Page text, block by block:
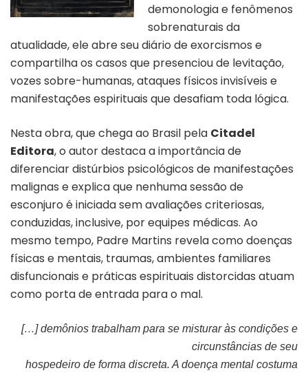
demonologia e fenômenos
sobrenaturais da
atualidade, ele abre seu diário de exorcismos e
compartilha os casos que presenciou de levitação,
vozes sobre-humanas, ataques físicos invisíveis e
manifestações espirituais que desafiam toda lógica.
Nesta obra, que chega ao Brasil pela Citadel
Editora, o autor destaca a importância de
diferenciar distúrbios psicológicos de manifestações
malignas e explica que nenhuma sessão de
esconjuro é iniciada sem avaliações criteriosas,
conduzidas, inclusive, por equipes médicas. Ao
mesmo tempo, Padre Martins revela como doenças
físicas e mentais, traumas, ambientes familiares
disfuncionais e práticas espirituais distorcidas atuam
como porta de entrada para o mal.
[…] demônios trabalham para se misturar às condições e
circunstâncias de seu
hospedeiro de forma discreta. A doença mental costuma